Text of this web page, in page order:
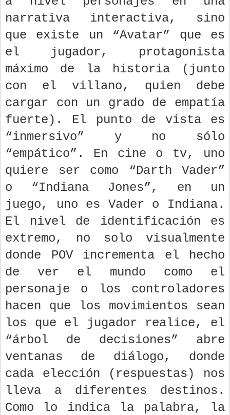
narrativa interactiva, sino
que existe un “Avatar” que es
el jugador, protagonista
máximo de la historia (junto
con el villano, quien debe
cargar con un grado de empatía
fuerte). El punto de vista es
“inmersivo” y no sólo
“empático”. En cine o tv, uno
quiere ser como “Darth Vader”
o “Indiana Jones”, en un
juego, uno es Vader o Indiana.
El nivel de identificación es
extremo, no solo visualmente
donde POV incrementa el hecho
de ver el mundo como el
personaje o los controladores
hacen que los movimientos sean
los que el jugador realice, el
“árbol de decisiones” abre
ventanas de diálogo, donde
cada elección (respuestas) nos
lleva a diferentes destinos.
Como lo indica la palabra, la